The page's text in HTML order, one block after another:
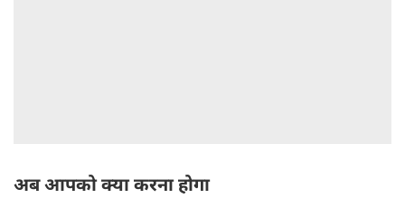
अब आपको क्या करना होगा